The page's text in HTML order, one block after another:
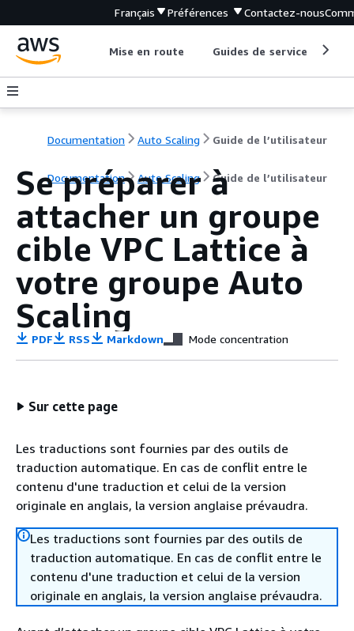
Français Préférences Contactez-nous
Mise en route Guides de service
Documentation Auto Scaling Guide de l’utilisateur
Documentation Auto Scaling Guide de l’utilisateur
Se préparer à
attacher un groupe
cible VPC Lattice à
votre groupe Auto
Scaling
PDF RSS Markdown Mode concentration
Sur cette page
Les traductions sont fournies par des outils de
traduction automatique. En cas de conflit entre le
contenu d'une traduction et celui de la version
originale en anglais, la version anglaise prévaudra.
Les traductions sont fournies par des outils de
traduction automatique. En cas de conflit entre le
contenu d'une traduction et celui de la version
originale en anglais, la version anglaise prévaudra.